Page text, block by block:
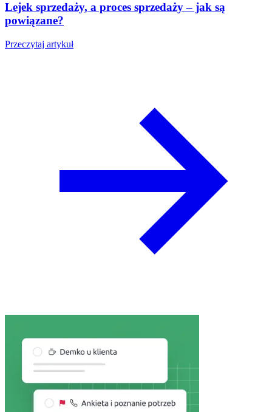
Lejek sprzedaży, a proces sprzedaży – jak są
powiązane?
Przeczytaj artykuł